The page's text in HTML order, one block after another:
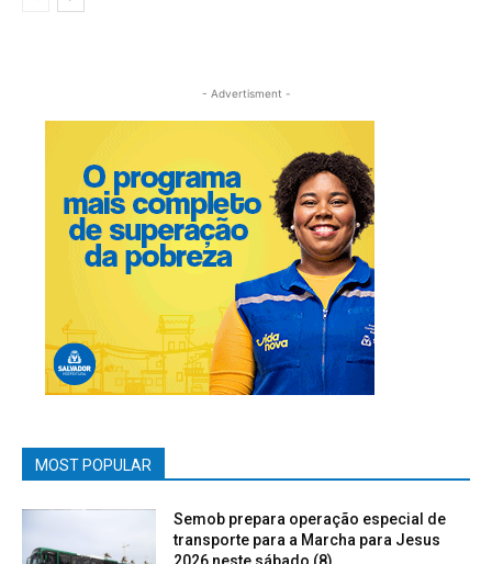
- Advertisment -
MOST POPULAR
Semob prepara operação especial de
transporte para a Marcha para Jesus
2026 neste sábado (8)